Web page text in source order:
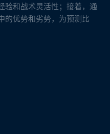
验和战术灵活性；接着，通
的优势和劣势，为预测比